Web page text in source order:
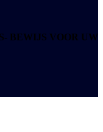
BEWIJS VOOR UW